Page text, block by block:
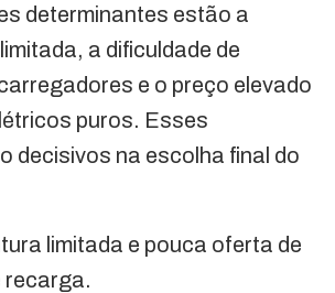
determinantes estão a
a dificuldade de
e o preço elevado
puros. Esses
decisivos na escolha final do
limitada e pouca oferta de
recarga.